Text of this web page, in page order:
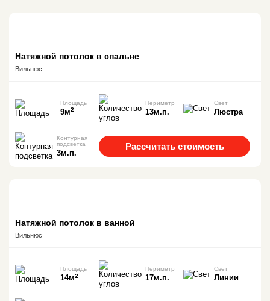
Натяжной потолок в спальне
Вильнюс
Площадь
9м2
Периметр
13м.п.
Свет
Люстра
Контурная
подсветка
3м.п.
Рассчитать стоимость
Натяжной потолок в ванной
Вильнюс
Площадь
14м2
Периметр
17м.п.
Свет
Линии